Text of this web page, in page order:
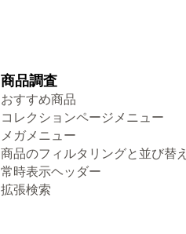
商品調査
おすすめ商品
コレクションページメニュー
メガメニュー
商品のフィルタリングと並び替え
常時表示ヘッダー
拡張検索